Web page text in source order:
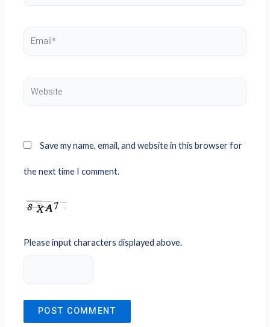
Email*
Website
Save my name, email, and website in this browser for
the next time I comment.
Please input characters displayed above.